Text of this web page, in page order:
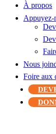
À propos
Appuyez-
Nous
Foire aux